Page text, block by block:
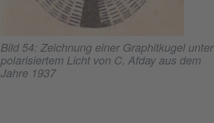
Bild 54: Zeichnung einer Graphitkugel unter
polarisiertem Licht von C. Afday aus dem
Jahre 1937